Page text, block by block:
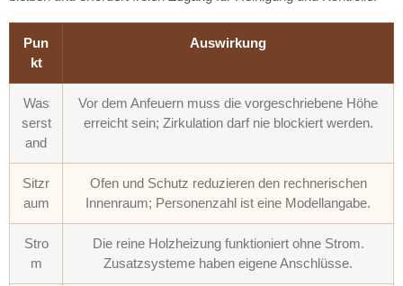
Pun
kt
Auswirkung
Was
serst
and
Vor dem Anfeuern muss die vorgeschriebene Höhe
erreicht sein; Zirkulation darf nie blockiert werden.
Sitzr
aum
Ofen und Schutz reduzieren den rechnerischen
Innenraum; Personenzahl ist eine Modellangabe.
Stro
m
Die reine Holzheizung funktioniert ohne Strom.
Zusatzsysteme haben eigene Anschlüsse.